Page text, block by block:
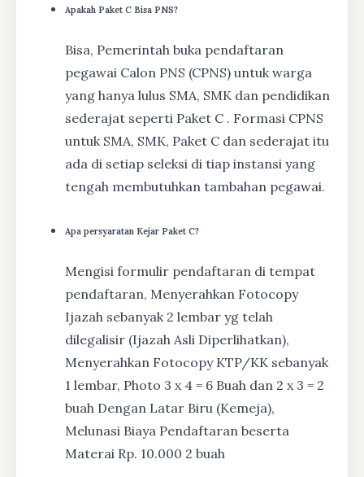
Apakah Paket C Bisa PNS?
Bisa, Pemerintah buka pendaftaran
pegawai Calon PNS (CPNS) untuk warga
yang hanya lulus SMA, SMK dan pendidikan
sederajat seperti Paket C . Formasi CPNS
untuk SMA, SMK, Paket C dan sederajat itu
ada di setiap seleksi di tiap instansi yang
tengah membutuhkan tambahan pegawai.
Apa persyaratan Kejar Paket C?
Mengisi formulir pendaftaran di tempat
pendaftaran, Menyerahkan Fotocopy
Ijazah sebanyak 2 lembar yg telah
dilegalisir (Ijazah Asli Diperlihatkan),
Menyerahkan Fotocopy KTP/KK sebanyak
1 lembar, Photo 3 x 4 = 6 Buah dan 2 x 3 = 2
buah Dengan Latar Biru (Kemeja),
Melunasi Biaya Pendaftaran beserta
Materai Rp. 10.000 2 buah